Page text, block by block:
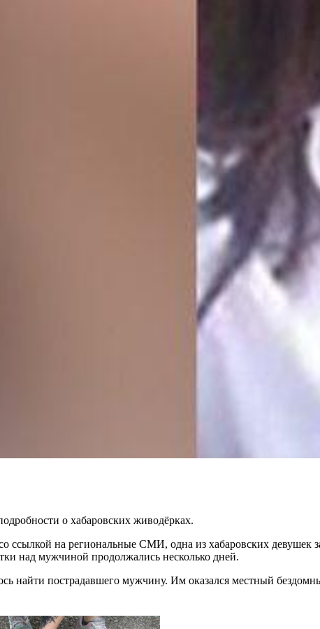
о хабаровских живодёрках.
ссылкой на региональные СМИ, одна из хабаровских девушек
над мужчиной продолжались несколько дней.
найти пострадавшего мужчину. Им оказался местный